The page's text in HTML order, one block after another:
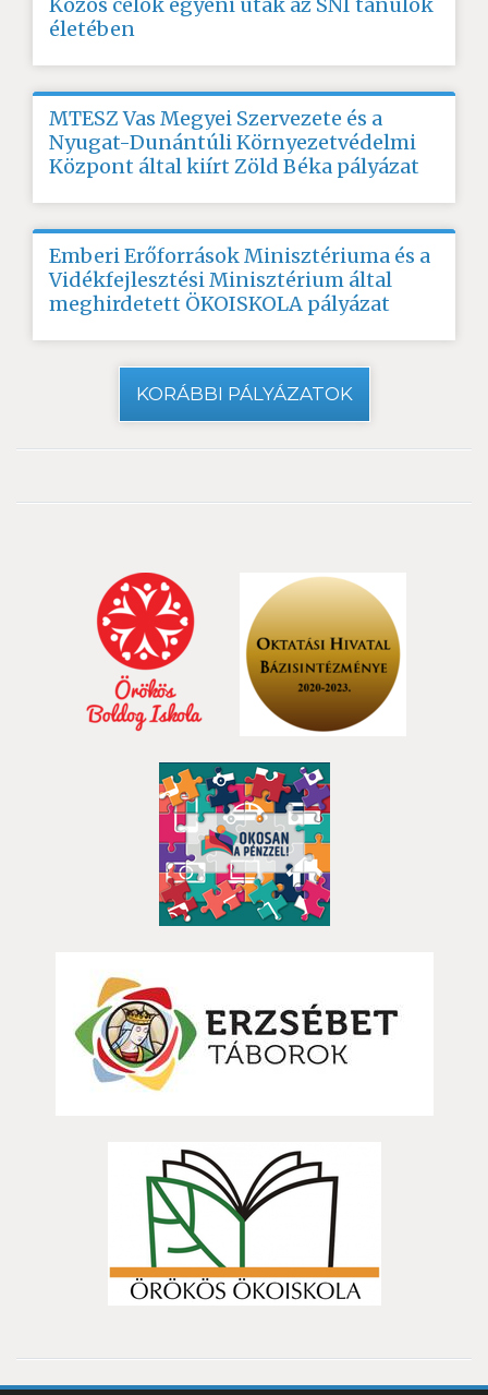
életében
MTESZ Vas Megyei Szervezete és a
Nyugat-Dunántúli Környezetvédelmi
Központ által kiírt Zöld Béka pályázat
Emberi Erőforrások Minisztériuma és a
Vidékfejlesztési Minisztérium által
meghirdetett ÖKOISKOLA pályázat
KORÁBBI PÁLYÁZATOK